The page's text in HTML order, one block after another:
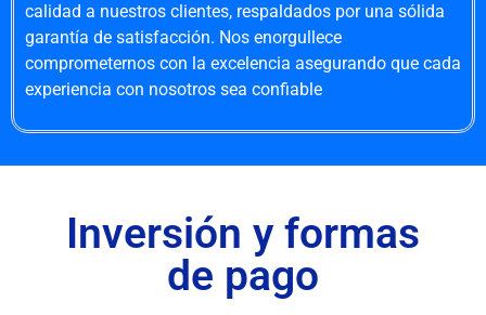
calidad a nuestros clientes, respaldados por una sólida
garantía de satisfacción. Nos enorgullece
comprometernos con la excelencia asegurando que cada
experiencia con nosotros sea confiable
Inversión y formas
de pago